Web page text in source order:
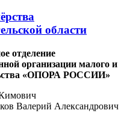
области
отделение
организации малого и
«ОПОРА РОССИИ»
Валерий Александрович